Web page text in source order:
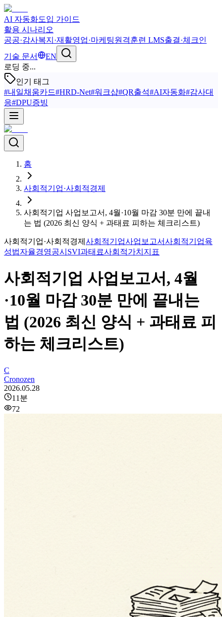
AI 자동화도입 가이드
활용 시나리오
공공·감사복지·재활영업·마케팅원격훈련 LMS출결·체크인
기술 문서
EN
로딩 중...
인기 태그
#내일채움카드#HRD-Net#워크샵#QR출석#AI자동화#감사대
응#DPU증빙
홈
사회적기업·사회적경제
사회적기업 사업보고서, 4월·10월 마감 30분 만에 끝내
는 법 (2026 최신 양식 + 과태료 피하는 체크리스트)
사회적기업·사회적경제 사회적기업사업보고서사회적기업육
성법자율경영공시 SVI과태료사회적가치지표
사회적기업 사업보고서, 4월
·10월 마감 30분 만에 끝내는
법 (2026 최신 양식 + 과태료 피
하는 체크리스트)
C
Cronozen
2026.05.28
11 분
72